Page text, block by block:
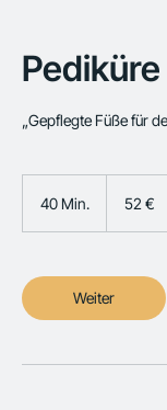
Pediküre
„Gepflegte Füße für
40 Min.
.
52 €
Weiter